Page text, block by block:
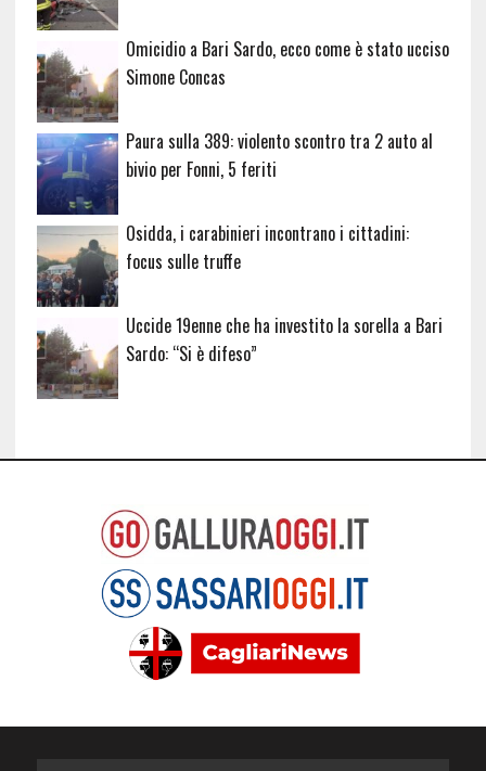
Omicidio a Bari Sardo, ecco come è stato ucciso
Simone Concas
Paura sulla 389: violento scontro tra 2 auto al
bivio per Fonni, 5 feriti
Osidda, i carabinieri incontrano i cittadini:
focus sulle truffe
Uccide 19enne che ha investito la sorella a Bari
Sardo: “Si è difeso”